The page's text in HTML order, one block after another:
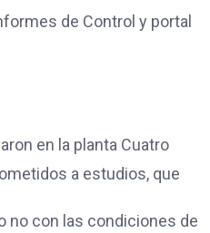
de Control y portal
en la planta Cuatro
a estudios, que
no con las condiciones de